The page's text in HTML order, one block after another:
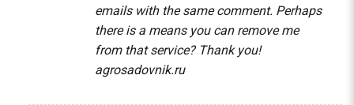
emails with the same comment. Perhaps
there is a means you can remove me
from that service? Thank you!
agrosadovnik.ru